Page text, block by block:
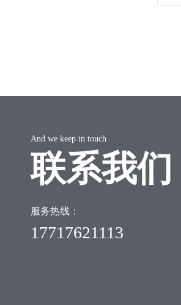
And we keep in touch
联系我们
服务热线：
17717621113